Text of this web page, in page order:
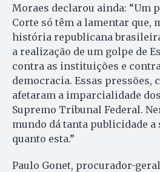
Moraes declarou ainda: “Um
Corte só têm a lamentar que,
história republicana
a realização de um golpe de
contra as instituições e
democracia. Essas pressões,
afetaram a imparcialidade
Supremo Tribunal Federal.
mundo dá tanta publicidade a
quanto esta.”
Paulo Gonet, procurador-